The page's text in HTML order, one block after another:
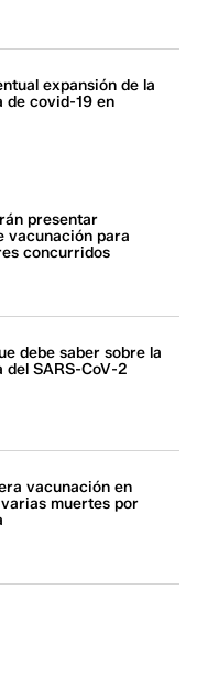
expansión de la
de covid-19 en
presentar
vacunación para
concurridos
debe saber sobre la
SARS-CoV-2
vacunación en
muertes por